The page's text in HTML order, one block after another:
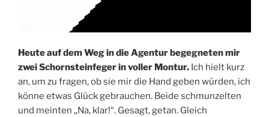
Heute auf dem Weg in die Agentur begegneten mir
zwei Schornsteinfeger in voller Montur. Ich hielt kurz
an, um zu fragen, ob sie mir die Hand geben würden, ich
könne etwas Glück gebrauchen. Beide schmunzelten
und meinten „Na, klar!“. Gesagt, getan. Gleich